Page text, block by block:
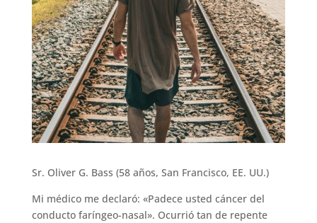
Sr. Oliver G. Bass (58 años, San Francisco, EE. UU.)
Mi médico me declaró: «Padece usted cáncer del
conducto faríngeo-nasal». Ocurrió tan de repente